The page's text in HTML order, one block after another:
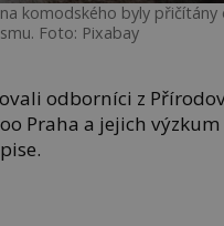
komodského byly
Foto: Pixabay
odborníci z
Praha a jejich